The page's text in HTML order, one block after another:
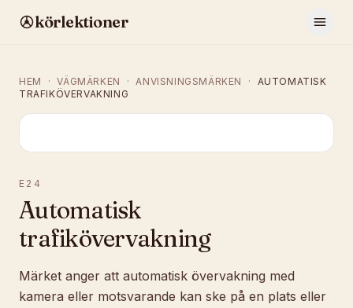
körlektioner
HEM · VÄGMÄRKEN · ANVISNINGSMÄRKEN ·
AUTOMATISK
TRAFIKÖVERVAKNING
E24
Automatisk
trafikövervakning
Märket anger att automatisk övervakning med
kamera eller motsvarande kan ske på en plats eller